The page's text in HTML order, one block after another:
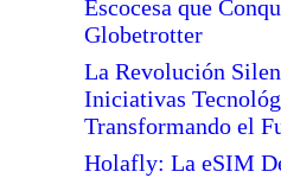
Escocesa que
Globetrotter
La Revolución
Iniciativas
Transformando el
Holafly: La eSIM